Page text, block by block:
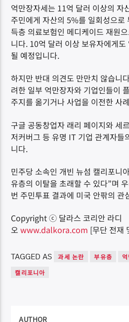
억만장자세는 11억 달러 이상의 자
주민에게 자산의 5%를 일회성으로
득층 의료보험인 메디케이드 재원
니다. 10억 달러 이상 보유자에게
될 예정입니다.
하지만 반대 의견도 만만치 않습니
려한 일부 억만장자와 기업인들이
주지를 옮기거나 사업을 이전한 사
구글 공동창업자 래리 페이지와 세
저커버그 등 유명 IT 기업 관계자들
니다.
민주당 소속인 개빈 뉴섬 캘리포니
유층의 이탈을 초래할 수 있다”며
번 주민투표 결과에 미국 안팎의 관
Copyright ⓒ 달라스 코리안 라디
오www.dalkora.com [무단 전재
TAGGED AS 과세 논란 부유층
캘리포니아
AUTHOR